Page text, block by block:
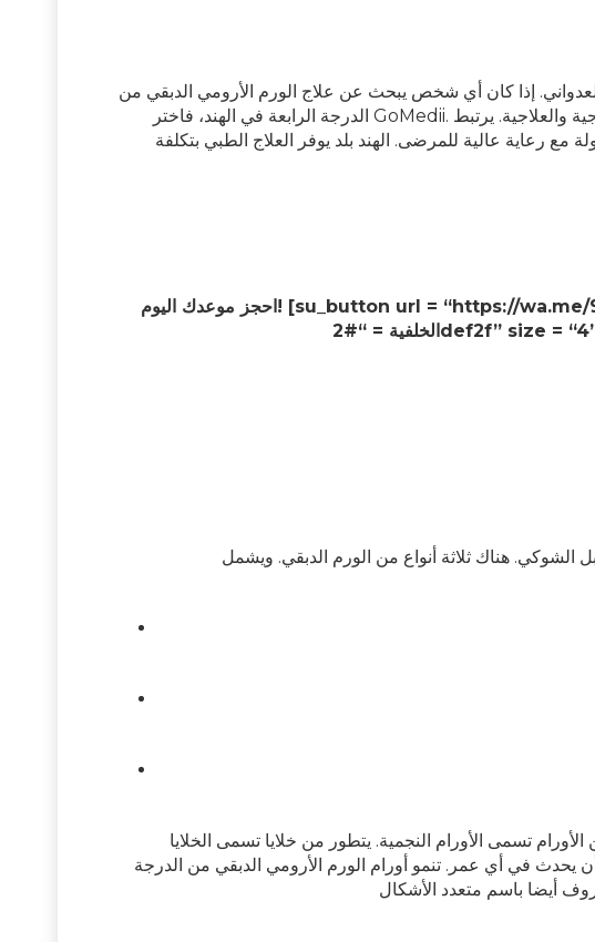
إذا كان أي شخص يبحث عن علاج الورم الأرومي الدبقي من
الدرجة الرابعة في الهند، فاختر GoMedii. نحن شريكك في السياحة العلاجية والعلاجية. يرتبط GoMedii مستشفيات وأطباء من
مع رعاية عالية للمرضى. الهند بلد يوفر العلاج الطبي بتكلفة
احجز موعدك اليوم! [su_button url = “https://wa.me/919599004311” target = “blank” style = “stroked”
تسمى الأورام النجمية. يتطور من خلايا تسمى الخلايا
يحدث في أي عمر. تنمو أورام الورم الأرومي الدبقي من الدرجة